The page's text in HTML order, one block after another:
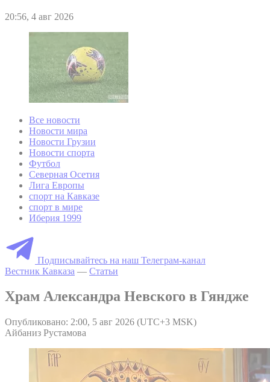
20:56, 4 авг 2026
Все новости
Новости мира
Новости Грузии
Новости спорта
Футбол
Северная Осетия
Лига Европы
спорт на Кавказе
спорт в мире
Иберия 1999
Подписывайтесь на наш Телеграм-канал
Вестник Кавказа — Статьи
Храм Александра Невского в Гяндже
Опубликовано: 2:00, 5 авг 2026 (UTC+3 MSK)
Айбаниз Рустамова